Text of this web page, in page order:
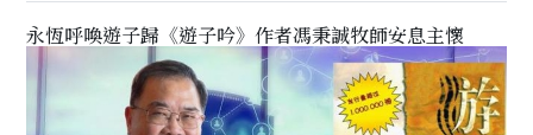
永恆呼喚遊子歸《遊子吟》作者馮秉誠牧師安息主懷